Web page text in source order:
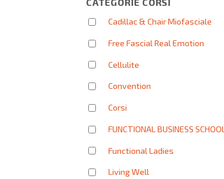
Cadillac & Chair Miofasciale
Free Fascial Real Emotion
Cellulite
Convention
Corsi
FUNCTIONAL BUSINESS SCHOOL
Functional Ladies
Living Well